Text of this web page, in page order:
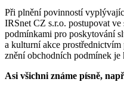
Při plnění povinností
IRSnet CZ s.r.o. postupovat
podmínkami pro poskytování
a kulturní akce
znění obchodních podmínek
Asi všichni známe písně,